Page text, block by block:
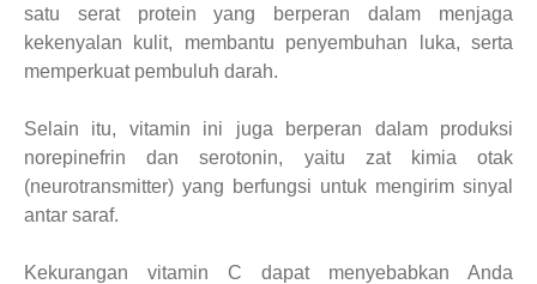
satu serat protein yang berperan dalam menjaga
kekenyalan kulit, membantu penyembuhan luka, serta
memperkuat pembuluh darah.
Selain itu, vitamin ini juga berperan dalam produksi
norepinefrin dan serotonin, yaitu zat kimia otak
(neurotransmitter) yang berfungsi untuk mengirim sinyal
antar saraf.
Kekurangan vitamin C dapat menyebabkan Anda